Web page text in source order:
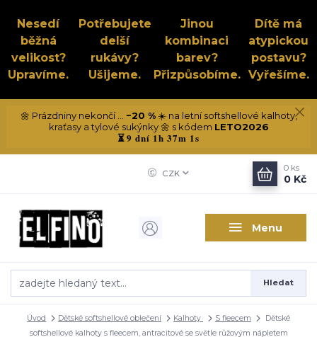
Nesedí
běžná
velikost?
Upravíme.
Potřebujete
delší
rukávy?
Ušijeme.
Jinou
kombinaci
barev?
Přizpůsobíme.
Dítě má
atypickou
postavu?
Vyřešíme.
🌼 Prázdniny nekončí ... −20 %☀️ na letní softshellové kalhoty,
kraťasy a tylové sukýnky 🌼 s kódem LETO2026
⏳9 dní 1h 37m 0s
Menu
CZK
Hledat
0 ks
0 Kč
Úvod Dětské softshellové oblečení Kalhoty S fleecem
Dětské
softshellové kalhoty s fleecem, antracitové se světle růžovým nápletem